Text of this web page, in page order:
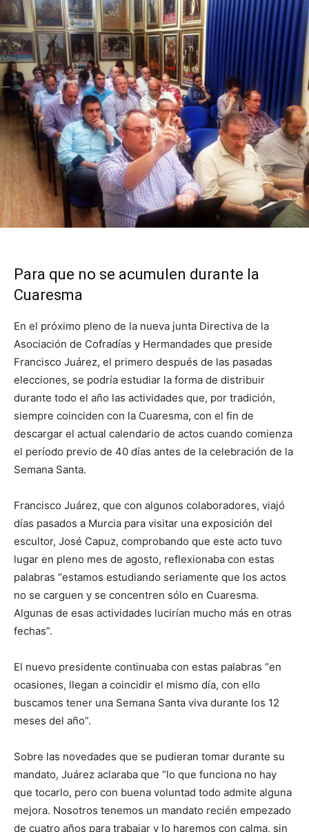
Para que no se acumulen durante la
Cuaresma
En el próximo pleno de la nueva junta Directiva de la
Asociación de Cofradías y Hermandades que preside
Francisco Juárez, el primero después de las pasadas
elecciones, se podría estudiar la forma de distribuir
durante todo el año las actividades que, por tradición,
siempre coinciden con la Cuaresma, con el fin de
descargar el actual calendario de actos cuando comienza
el período previo de 40 días antes de la celebración de la
Semana Santa.
Francisco Juárez, que con algunos colaboradores, viajó
días pasados a Murcia para visitar una exposición del
escultor, José Capuz, comprobando que este acto tuvo
lugar en pleno mes de agosto, reflexionaba con estas
palabras “estamos estudiando seriamente que los actos
no se carguen y se concentren sólo en Cuaresma.
Algunas de esas actividades lucirían mucho más en otras
fechas”.
El nuevo presidente continuaba con estas palabras “en
ocasiones, llegan a coincidir el mismo día, con ello
buscamos tener una Semana Santa viva durante los 12
meses del año”.
Sobre las novedades que se pudieran tomar durante su
mandato, Juárez aclaraba que “lo que funciona no hay
que tocarlo, pero con buena voluntad todo admite alguna
mejora. Nosotros tenemos un mandato recién empezado
de cuatro años para trabajar y lo haremos con calma, sin